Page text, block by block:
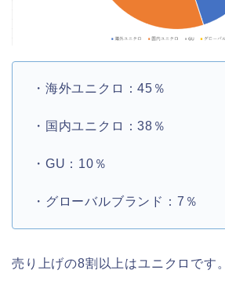
・海外ユニクロ：45％
・国内ユニクロ：38％
・GU：10％
・グローバルブランド：7％
売り上げの8割以上はユニクロです。